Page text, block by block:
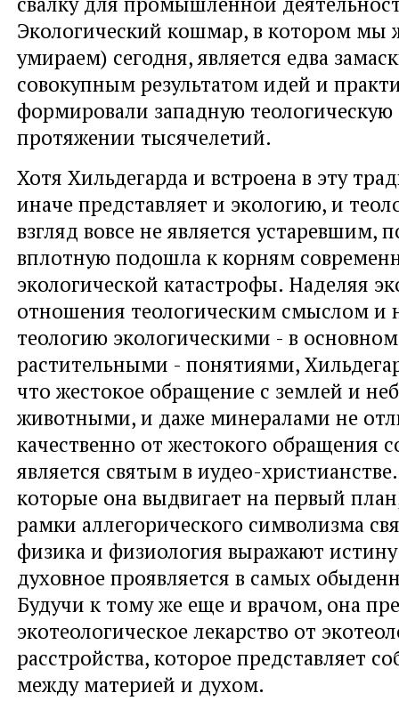
Экологический кошмар, в котором мы
умираем) сегодня, является едва
совокупным результатом идей и
формировали западную
протяжении тысячелетий.
Хотя Хильдегарда и встроена в эту
иначе представляет и экологию, и
взгляд вовсе не является устаревшим,
вплотную подошла к корням
экологической катастрофы. Наделяя
отношения теологическим смыслом и
теологию экологическими - в основном
растительными - понятиями,
что жестокое обращение с землей и
животными, и даже минералами не
качественно от жестокого обращения
является святым в иудео-
которые она выдвигает на первый
рамки аллегорического символизма
физика и физиология выражают истину
духовное проявляется в самых
Будучи к тому же еще и врачом, она
экотеологическое лекарство от
расстройства, которое представляет
между материей и духом.